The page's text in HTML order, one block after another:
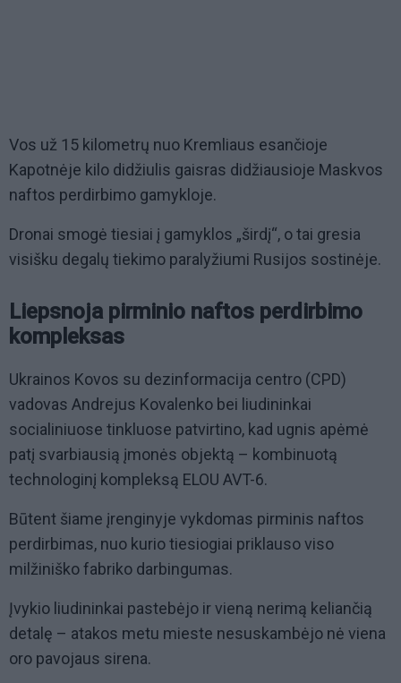
Vos už 15 kilometrų nuo Kremliaus esančioje
Kapotnėje kilo didžiulis gaisras didžiausioje Maskvos
naftos perdirbimo gamykloje.
Dronai smogė tiesiai į gamyklos „širdį“, o tai gresia
visišku degalų tiekimo paralyžiumi Rusijos sostinėje.
Liepsnoja pirminio naftos perdirbimo
kompleksas
Ukrainos Kovos su dezinformacija centro (CPD)
vadovas Andrejus Kovalenko bei liudininkai
socialiniuose tinkluose patvirtino, kad ugnis apėmė
patį svarbiausią įmonės objektą – kombinuotą
technologinį kompleksą ELOU AVT-6.
Būtent šiame įrenginyje vykdomas pirminis naftos
perdirbimas, nuo kurio tiesiogiai priklauso viso
milžiniško fabriko darbingumas.
Įvykio liudininkai pastebėjo ir vieną nerimą keliančią
detalę – atakos metu mieste nesuskambėjo nė viena
oro pavojaus sirena.